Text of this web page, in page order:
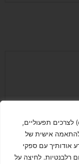
האתר עושה שימוש בקבצי עוגיות (cookies) לצרכים תפעוליים,
אישית של
אודותיך עם ספקי
רלבנטיות. לחיצה על